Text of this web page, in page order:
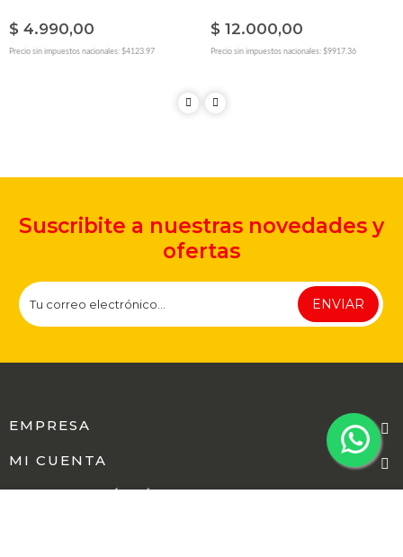
$ 4.990,00
Precio sin impuestos nacionales: $4123.97
$ 12.000,00
Precio sin impuestos nacionales: $9917.36
Suscribite a nuestras novedades y
ofertas
ENVIAR
EMPRESA
MI CUENTA
INFORMACIÓN ÚTIL